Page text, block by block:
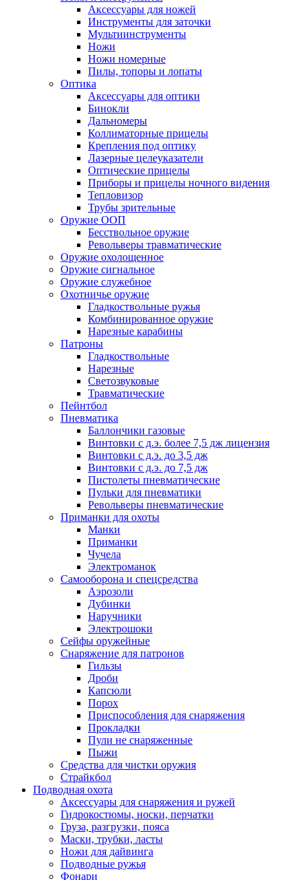
Аксессуары для ножей
Инструменты для заточки
Мультиинструменты
Ножи
Ножи номерные
Пилы, топоры и лопаты
Оптика
Аксессуары для оптики
Бинокли
Дальномеры
Коллиматорные прицелы
Крепления под оптику
Лазерные целеуказатели
Оптические прицелы
Приборы и прицелы ночного видения
Тепловизор
Трубы зрительные
Оружие ООП
Бесствольное оружие
Револьверы травматические
Оружие охолощенное
Оружие сигнальное
Оружие служебное
Охотничье оружие
Гладкоствольные ружья
Комбинированное оружие
Нарезные карабины
Патроны
Гладкоствольные
Нарезные
Светозвуковые
Травматические
Пейнтбол
Пневматика
Баллончики газовые
Винтовки с д.э. более 7,5 дж лицензия
Винтовки с д.э. до 3,5 дж
Винтовки с д.э. до 7,5 дж
Пистолеты пневматические
Пульки для пневматики
Револьверы пневматические
Приманки для охоты
Манки
Приманки
Чучела
Электроманок
Самооборона и спецсредства
Аэрозоли
Дубинки
Наручники
Электрошоки
Сейфы оружейные
Снаряжение для патронов
Гильзы
Дроби
Капсюли
Порох
Приспособления для снаряжения
Прокладки
Пули не снаряженные
Пыжи
Средства для чистки оружия
Страйкбол
Подводная охота
Аксессуары для снаряжения и ружей
Гидрокостюмы, носки, перчатки
Груза, разгрузки, пояса
Маски, трубки, ласты
Ножи для дайвинга
Подводные ружья
Фонари